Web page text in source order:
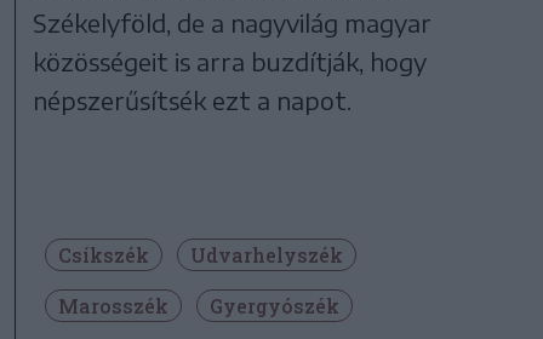
Székelyföld, de a nagyvilág magyar
közösségeit is arra buzdítják, hogy
népszerűsítsék ezt a napot.
Csíkszék
Udvarhelyszék
Marosszék
Gyergyószék